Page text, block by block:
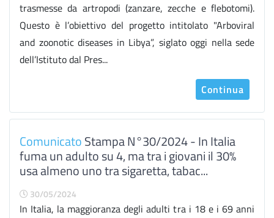
trasmesse da artropodi (zanzare, zecche e flebotomi).
Questo è l’obiettivo del progetto intitolato "Arboviral
and zoonotic diseases in Libya”, siglato oggi nella sede
dell’Istituto dal Pres...
Continua
ComunicatoStampa N°30/2024 - In Italia
fuma un adulto su 4, ma tra i giovani il 30%
usa almeno uno tra sigaretta, tabac...
30/05/2024
In Italia, la maggioranza degli adulti tra i 18 e i 69 anni